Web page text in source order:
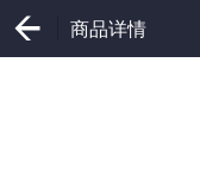
商品详情